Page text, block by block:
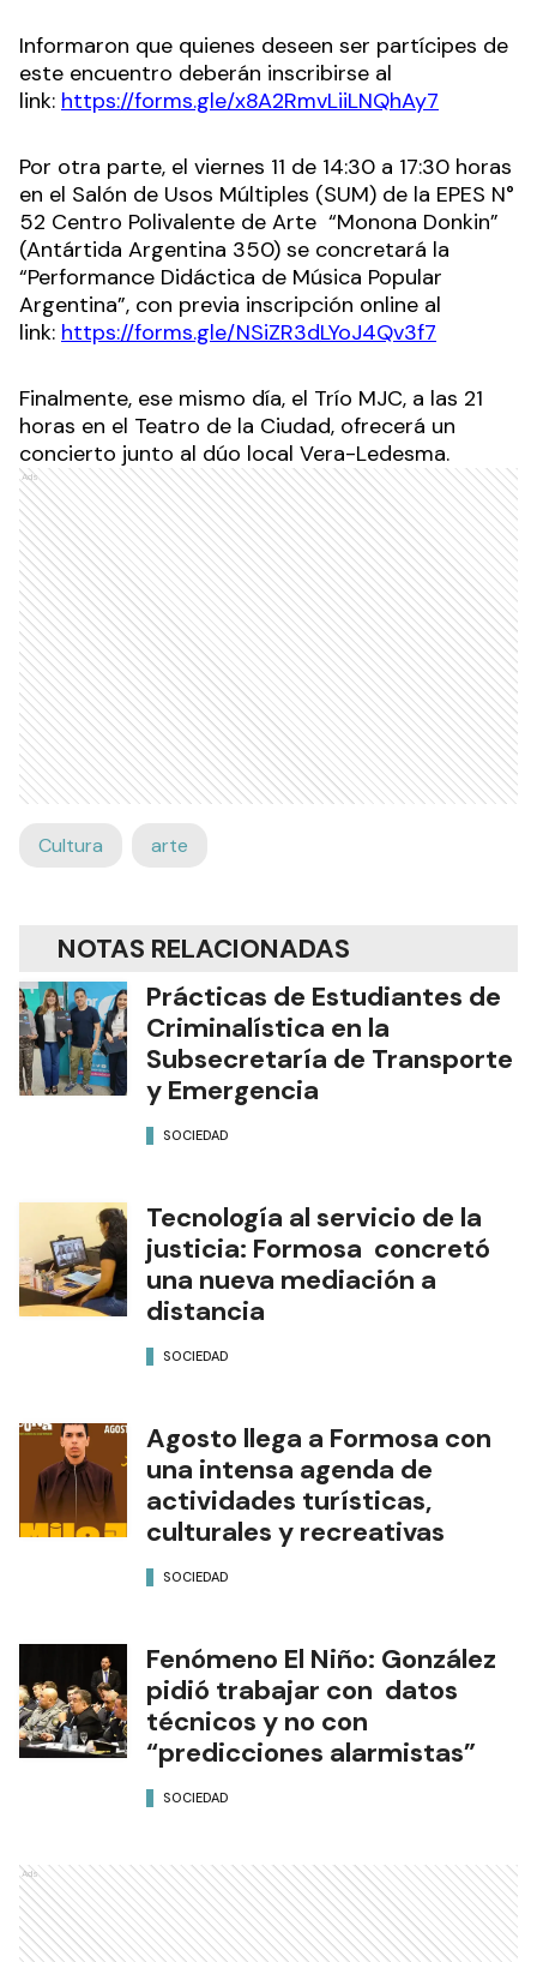
Informaron que quienes deseen ser partícipes de
este encuentro deberán inscribirse al
link: https://forms.gle/x8A2RmvLiiLNQhAy7
Por otra parte, el viernes 11 de 14:30 a 17:30 horas
en el Salón de Usos Múltiples (SUM) de la EPES N°
52 Centro Polivalente de Arte “Monona Donkin”
(Antártida Argentina 350) se concretará la
“Performance Didáctica de Música Popular
Argentina”, con previa inscripción online al
link: https://forms.gle/NSiZR3dLYoJ4Qv3f7
Finalmente, ese mismo día, el Trío MJC, a las 21
horas en el Teatro de la Ciudad, ofrecerá un
concierto junto al dúo local Vera-Ledesma.
Ads
Cultura arte
NOTAS RELACIONADAS
Prácticas de Estudiantes de
Criminalística en la
Subsecretaría de Transporte
y Emergencia
SOCIEDAD
Tecnología al servicio de la
justicia: Formosa concretó
una nueva mediación a
distancia
SOCIEDAD
Agosto llega a Formosa con
una intensa agenda de
actividades turísticas,
culturales y recreativas
SOCIEDAD
Fenómeno El Niño: González
pidió trabajar con datos
técnicos y no con
“predicciones alarmistas”
SOCIEDAD
Ads